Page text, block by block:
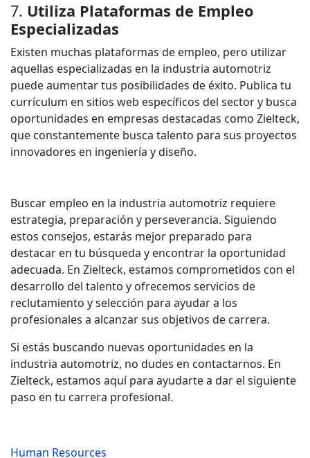
7. Utiliza Plataformas de Empleo
Especializadas
Existen muchas plataformas de empleo, pero utilizar
aquellas especializadas en la industria automotriz
puede aumentar tus posibilidades de éxito. Publica tu
currículum en sitios web específicos del sector y busca
oportunidades en empresas destacadas como Zielteck,
que constantemente busca talento para sus proyectos
innovadores en ingeniería y diseño.
Buscar empleo en la industria automotriz requiere
estrategia, preparación y perseverancia. Siguiendo
estos consejos, estarás mejor preparado para
destacar en tu búsqueda y encontrar la oportunidad
adecuada. En Zielteck, estamos comprometidos con el
desarrollo del talento y ofrecemos servicios de
reclutamiento y selección para ayudar a los
profesionales a alcanzar sus objetivos de carrera.
Si estás buscando nuevas oportunidades en la
industria automotriz, no dudes en contactarnos. En
Zielteck, estamos aquí para ayudarte a dar el siguiente
paso en tu carrera profesional.
Human Resources